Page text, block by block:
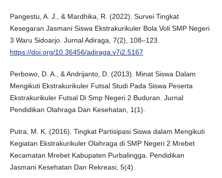
Pangestu, A. J., & Mardhika, R. (2022). Survei Tingkat
Kesegaran Jasmani Siswa Ekstrakurikuler Bola Voli SMP Negeri
3 Waru Sidoarjo. Jurnal Adiraga, 7(2), 108–123.
https://doi.org/10.36456/adiraga.v7i2.5167
Perbowo, D. A., & Andrijanto, D. (2013). Minat Siswa Dalam
Mengikuti Ekstrakurikuler Futsal Studi Pada Siswa Peserta
Ekstrakurikuler Futsal Di Smp Negeri 2 Buduran. Jurnal
Pendidikan Olahraga Dan Kesehatan, 1(1).
Putra, M. K. (2016). Tingkat Partisipasi Siswa dalam Mengikuti
Kegiatan Ekstrakurikuler Olahraga di SMP Negeri 2 Mrebet
Kecamatan Mrebet Kabupaten Purbalingga. Pendidikan
Jasmani Kesehatan Dan Rekreasi, 5(4).